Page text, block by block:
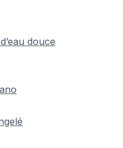
douce